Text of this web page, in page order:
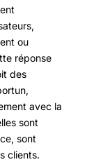
ou
réponse
des
avec la
sont
sont
clients.